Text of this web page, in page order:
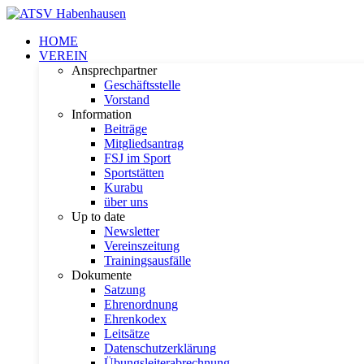
HOME
VEREIN
Ansprechpartner
Geschäftsstelle
Vorstand
Information
Beiträge
Mitgliedsantrag
FSJ im Sport
Sportstätten
Kurabu
über uns
Up to date
Newsletter
Vereinszeitung
Trainingsausfälle
Dokumente
Satzung
Ehrenordnung
Ehrenkodex
Leitsätze
Datenschutzerklärung